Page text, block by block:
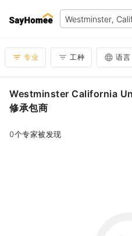
专业 工种 语言
Westminster California
修承包商
0个专家被发现